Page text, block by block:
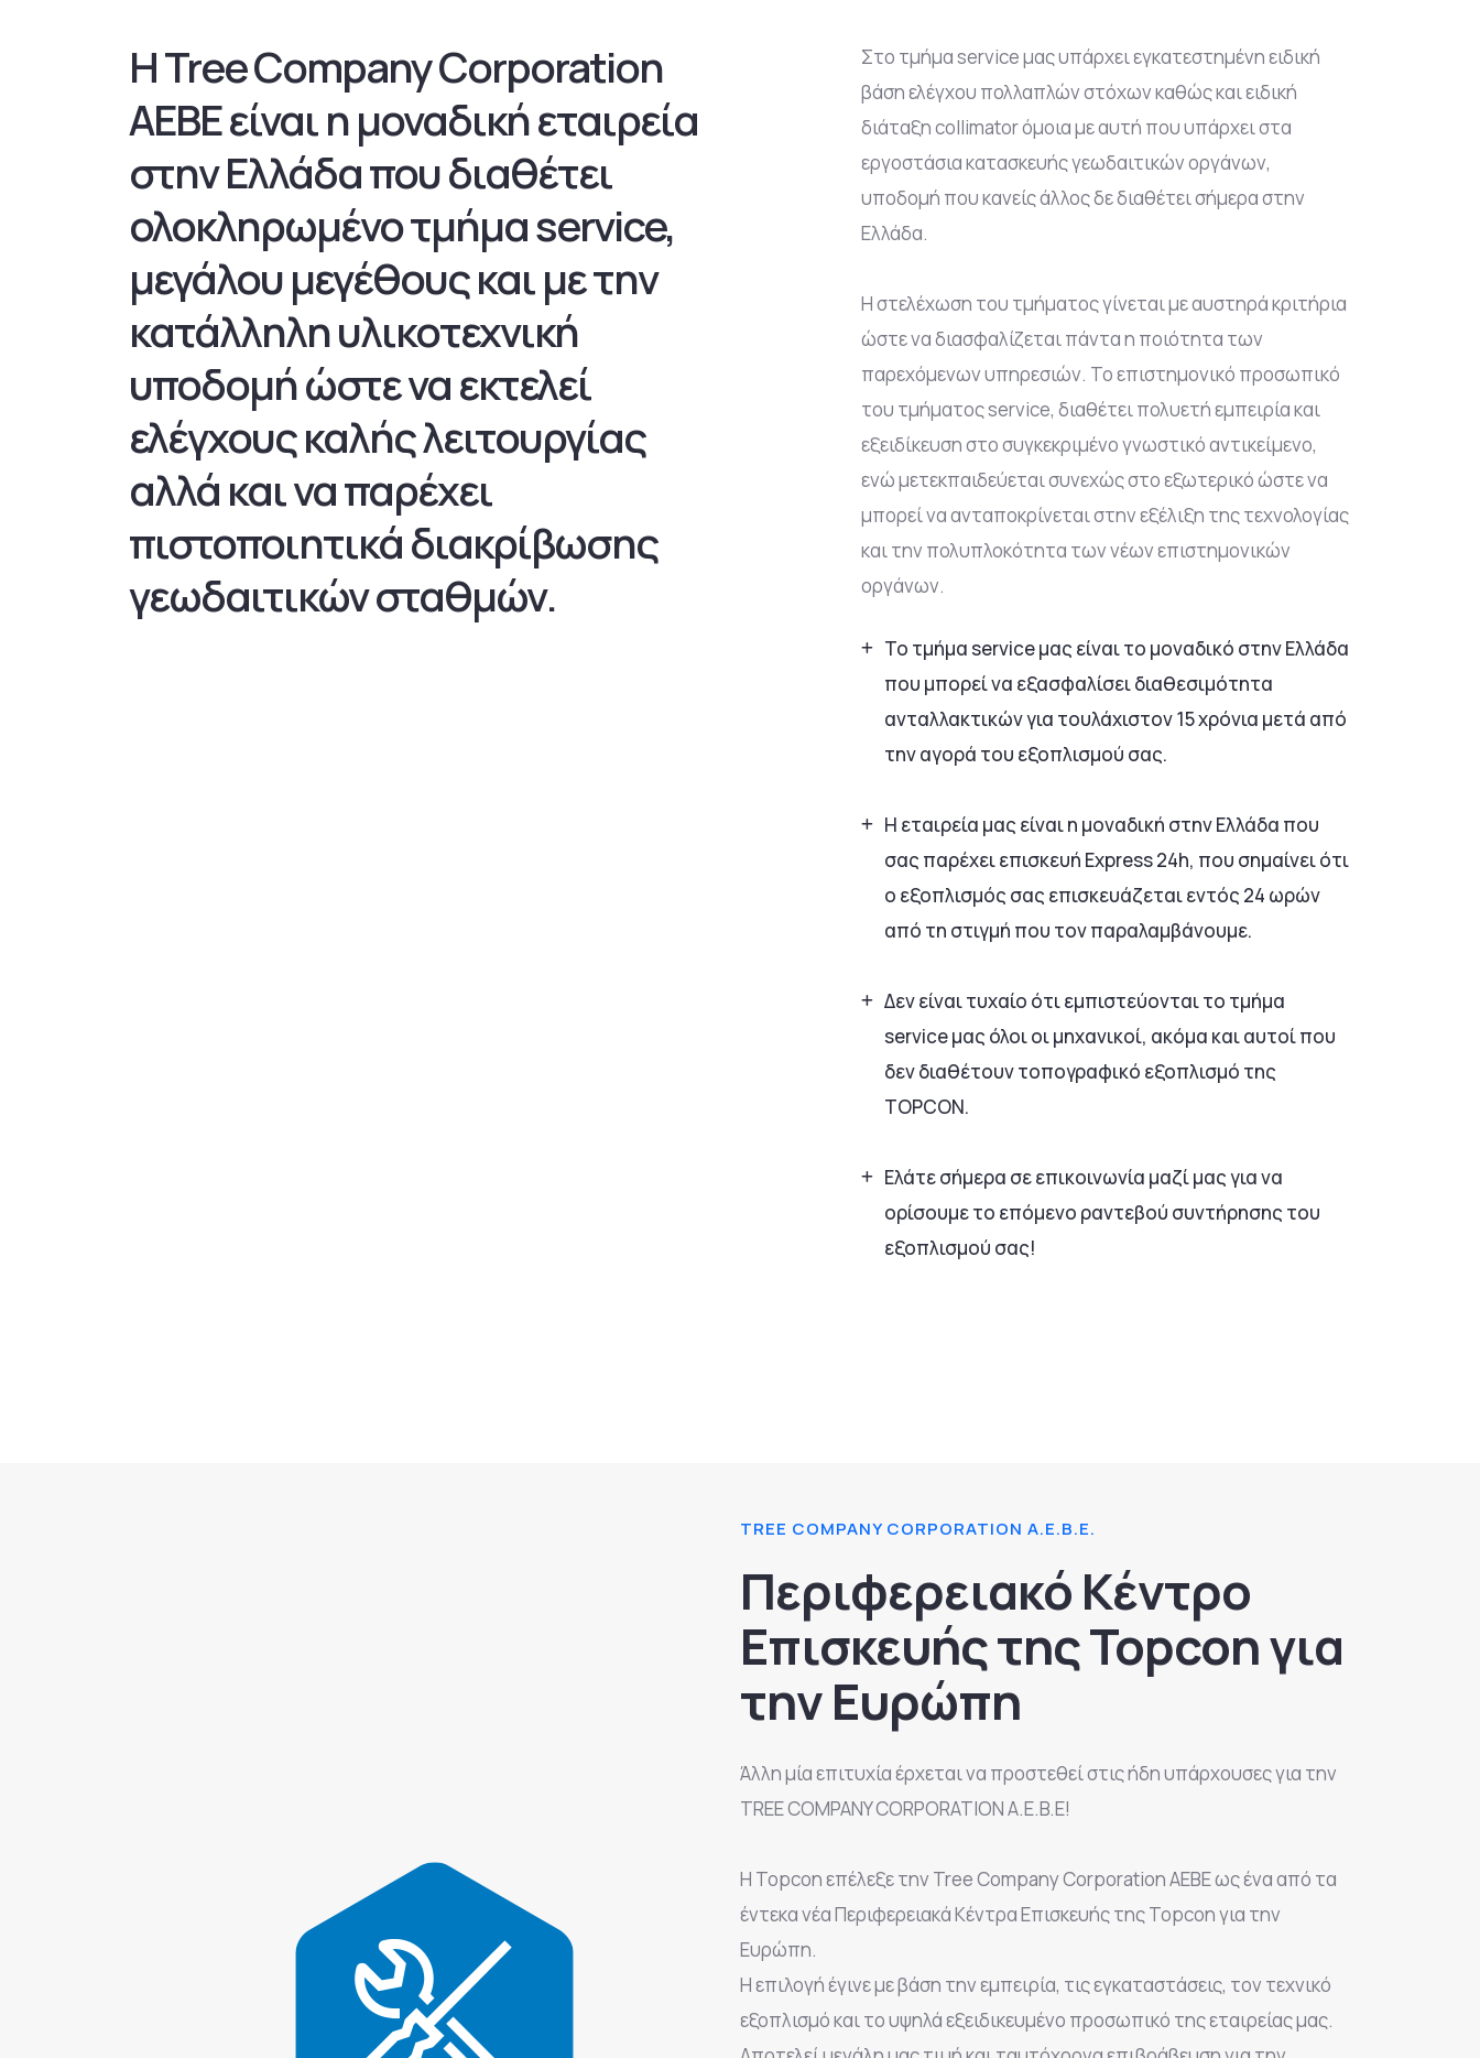
Η Tree Company Corporation
AEBE είναι η μοναδική εταιρεία
στην Ελλάδα που διαθέτει
ολοκληρωμένο τμήμα service,
μεγάλου μεγέθους και με την
κατάλληλη υλικοτεχνική
υποδομή ώστε να εκτελεί
ελέγχους καλής λειτουργίας
αλλά και να παρέχει
πιστοποιητικά διακρίβωσης
γεωδαιτικών σταθμών.
Στο τμήμα service μας υπάρχει εγκατεστημένη ειδική
βάση ελέγχου πολλαπλών στόχων καθώς και ειδική
διάταξη collimator όμοια με αυτή που υπάρχει στα
εργοστάσια κατασκευής γεωδαιτικών οργάνων,
υποδομή που κανείς άλλος δε διαθέτει σήμερα στην
Ελλάδα.
Η στελέχωση του τμήματος γίνεται με αυστηρά κριτήρια
ώστε να διασφαλίζεται πάντα η ποιότητα των
παρεχόμενων υπηρεσιών. Το επιστημονικό προσωπικό
του τμήματος service, διαθέτει πολυετή εμπειρία και
εξειδίκευση στο συγκεκριμένο γνωστικό αντικείμενο,
ενώ μετεκπαιδεύεται συνεχώς στο εξωτερικό ώστε να
μπορεί να ανταποκρίνεται στην εξέλιξη της τεχνολογίας
και την πολυπλοκότητα των νέων επιστημονικών
οργάνων.
Το τμήμα service μας είναι το μοναδικό στην Ελλάδα
που μπορεί να εξασφαλίσει διαθεσιμότητα
ανταλλακτικών για τουλάχιστον 15 χρόνια μετά από
την αγορά του εξοπλισμού σας.
Η εταιρεία μας είναι η μοναδική στην Ελλάδα που
σας παρέχει επισκευή Express 24h, που σημαίνει ότι
ο εξοπλισμός σας επισκευάζεται εντός 24 ωρών
από τη στιγμή που τον παραλαμβάνουμε.
Δεν είναι τυχαίο ότι εμπιστεύονται το τμήμα
service μας όλοι οι μηχανικοί, ακόμα και αυτοί που
δεν διαθέτουν τοπογραφικό εξοπλισμό της
TOPCON.
Ελάτε σήμερα σε επικοινωνία μαζί μας για να
ορίσουμε το επόμενο ραντεβού συντήρησης του
εξοπλισμού σας!
TREE COMPANY CORPORATION A.E.B.E.
Περιφερειακό Κέντρο
Επισκευής της Topcon για
την Ευρώπη
Άλλη μία επιτυχία έρχεται να προστεθεί στις ήδη υπάρχουσες για την
TREE COMPANY CORPORATION A.E.B.E!
Η Topcon επέλεξε την Tree Company Corporation AEBE ως ένα από τα
έντεκα νέα Περιφερειακά Κέντρα Επισκευής της Topcon για την
Ευρώπη.
Η επιλογή έγινε με βάση την εμπειρία, τις εγκαταστάσεις, τον τεχνικό
εξοπλισμό και το υψηλά εξειδικευμένο προσωπικό της εταιρείας μας.